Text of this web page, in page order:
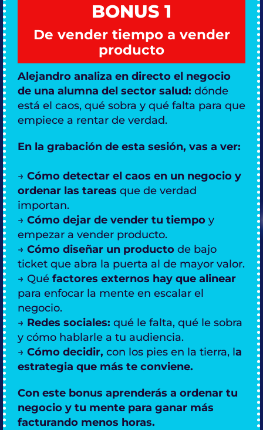
BONUS 1
De vender tiempo a vender
producto
Alejandro analiza en directo el negocio
de una alumna del sector salud: dónde
está el caos, qué sobra y qué falta para que
empiece a rentar de verdad.
En la grabación de esta sesión, vas a ver:
→ Cómo detectar el caos en un negocio y
ordenar las tareas que de verdad
importan.
→ Cómo dejar de vender tu tiempo y
empezar a vender producto.
→ Cómo diseñar un producto de bajo
ticket que abra la puerta al de mayor valor.
→ Qué factores externos hay que alinear
para enfocar la mente en escalar el
negocio.
→ Redes sociales: qué le falta, qué le sobra
y cómo hablarle a tu audiencia.
→ Cómo decidir, con los pies en la tierra, la
estrategia que más te conviene.
Con este bonus aprenderás a ordenar tu
negocio y tu mente para ganar más
facturando menos horas.